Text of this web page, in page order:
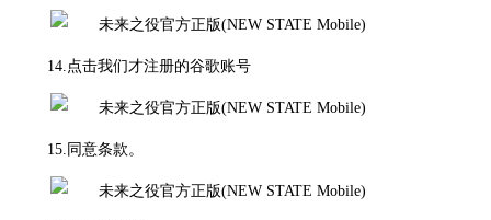
14.点击我们才注册的谷歌账号
15.同意条款。